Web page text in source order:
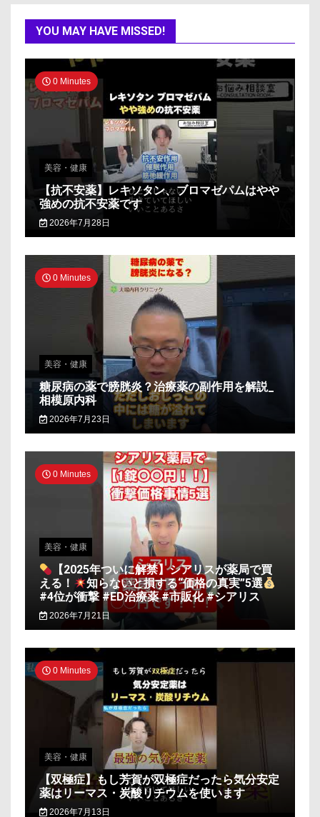
YOU MAY HAVE MISSED!
0 Minutes
美容・健康
【抗不安薬】レキソタン、ブロマゼパムはやや
強めの抗不安薬です
2026年7月28日
0 Minutes
美容・健康
糖尿病の薬で膀胱炎？治療薬の副作用を解説_
相模原内科
2026年7月23日
0 Minutes
美容・健康
【2025年ついに解禁】シアリスが薬局で買
える！
知らないと損する“価格の真実”5選
#4位が衝撃 #ED治療薬 #市販化 #シアリス
2026年7月21日
0 Minutes
美容・健康
【双極症】もし芳賀が双極症だったら気分安定
薬はリーマス・炭酸リチウムを使います
2026年7月13日